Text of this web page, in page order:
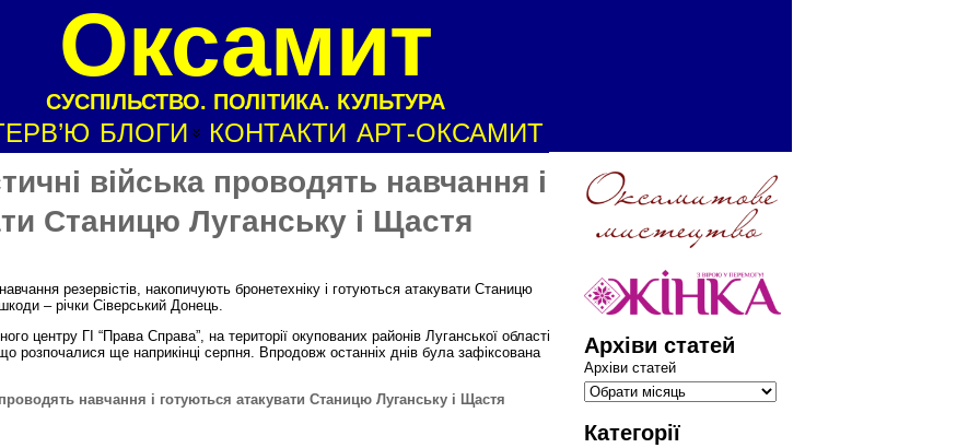
Оксамит
СУСПІЛЬСТВО. ПОЛІТИКА. КУЛЬТУРА
БЛОГИ КОНТАКТИ АРТ-ОКСАМИТ
війська проводять навчання і
Станицю Луганську і Щастя
резервістів, накопичують бронетехніку і готуються атакувати Станицю
– річки Сіверський Донець.
центру ГІ “Права Справа”, на території окупованих районів Луганської області
розпочалися ще наприкінці серпня. Впродовж останніх днів була зафіксована
навчання і готуються атакувати Станицю Луганську і Щастя
Архіви статей
Архіви статей
Категорії